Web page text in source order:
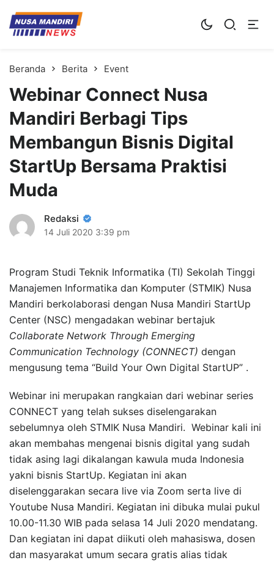
Kampus Digital Bisnis
Universitas Nusa Mandiri
Beranda Berita Event
Webinar Connect Nusa
Mandiri Berbagi Tips
Membangun Bisnis Digital
StartUp Bersama Praktisi
Muda
Redaksi
14 Juli 2020 3:39 pm
Program Studi Teknik Informatika (TI) Sekolah Tinggi
Manajemen Informatika dan Komputer (STMIK) Nusa
Mandiri berkolaborasi dengan Nusa Mandiri StartUp
Center (NSC) mengadakan webinar bertajuk
Collaborate Network Through Emerging
Communication Technology (CONNECT) dengan
mengusung tema “Build Your Own Digital StartUP” .
Webinar ini merupakan rangkaian dari webinar series
CONNECT yang telah sukses diselengarakan
sebelumnya oleh STMIK Nusa Mandiri. Webinar kali ini
akan membahas mengenai bisnis digital yang sudah
tidak asing lagi dikalangan kawula muda Indonesia
yakni bisnis StartUp. Kegiatan ini akan
diselenggarakan secara live via Zoom serta live di
Youtube Nusa Mandiri. Kegiatan ini dibuka mulai pukul
10.00-11.30 WIB pada selasa 14 Juli 2020 mendatang.
Dan kegiatan ini dapat diikuti oleh mahasiswa, dosen
dan masyarakat umum secara gratis alias tidak